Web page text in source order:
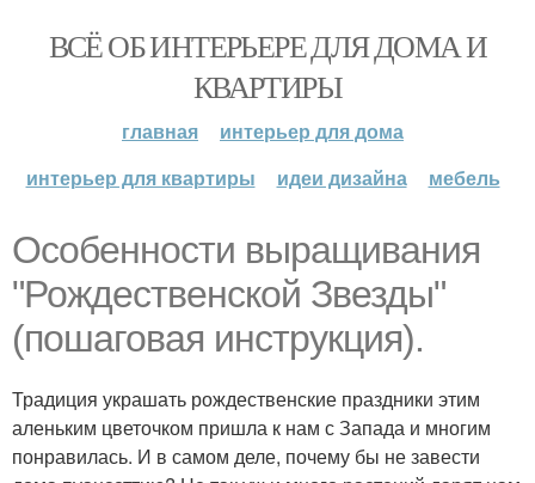
ВСЁ ОБ ИНТЕРЬЕРЕ ДЛЯ ДОМА И
КВАРТИРЫ
главная
интерьер для дома
интерьер для квартиры
идеи дизайна мебель
Особенности выращивания
"Рождественской Звезды"
(пошаговая инструкция).
Традиция украшать рождественские праздники этим
аленьким цветочком пришла к нам с Запада и многим
понравилась. И в самом деле, почему бы не завести